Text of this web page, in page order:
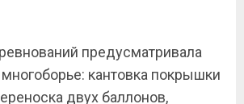
предусматривала
кантовка покрышки
двух баллонов,